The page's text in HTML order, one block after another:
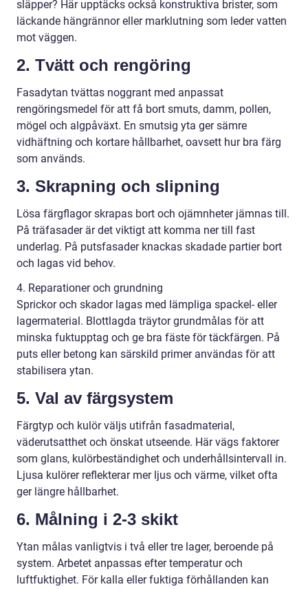
släpper? Här upptäcks också konstruktiva brister, som
läckande hängrännor eller marklutning som leder vatten
mot väggen.
2. Tvätt och rengöring
Fasadytan tvättas noggrant med anpassat
rengöringsmedel för att få bort smuts, damm, pollen,
mögel och algpåväxt. En smutsig yta ger sämre
vidhäftning och kortare hållbarhet, oavsett hur bra färg
som används.
3. Skrapning och slipning
Lösa färgflagor skrapas bort och ojämnheter jämnas till.
På träfasader är det viktigt att komma ner till fast
underlag. På putsfasader knackas skadade partier bort
och lagas vid behov.
4. Reparationer och grundning
Sprickor och skador lagas med lämpliga spackel- eller
lagermaterial. Blottlagda träytor grundmålas för att
minska fuktupptag och ge bra fäste för täckfärgen. På
puts eller betong kan särskild primer användas för att
stabilisera ytan.
5. Val av färgsystem
Färgtyp och kulör väljs utifrån fasadmaterial,
väderutsatthet och önskat utseende. Här vägs faktorer
som glans, kulörbeständighet och underhållsintervall in.
Ljusa kulörer reflekterar mer ljus och värme, vilket ofta
ger längre hållbarhet.
6. Målning i 2-3 skikt
Ytan målas vanligtvis i två eller tre lager, beroende på
system. Arbetet anpassas efter temperatur och
luftfuktighet. För kalla eller fuktiga förhållanden kan